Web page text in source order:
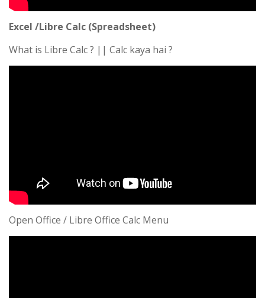
Excel /Libre Calc (Spreadsheet)
What is Libre Calc ? || Calc kaya hai ?
Open Office / Libre Office Calc Menu